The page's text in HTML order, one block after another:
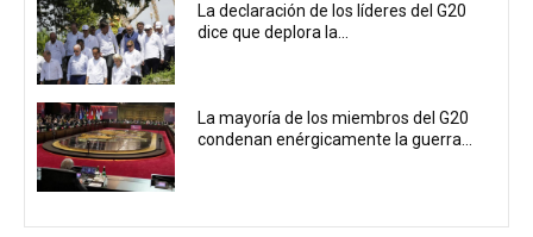
La declaración de los líderes del G20
dice que deplora la...
La mayoría de los miembros del G20
condenan enérgicamente la guerra...